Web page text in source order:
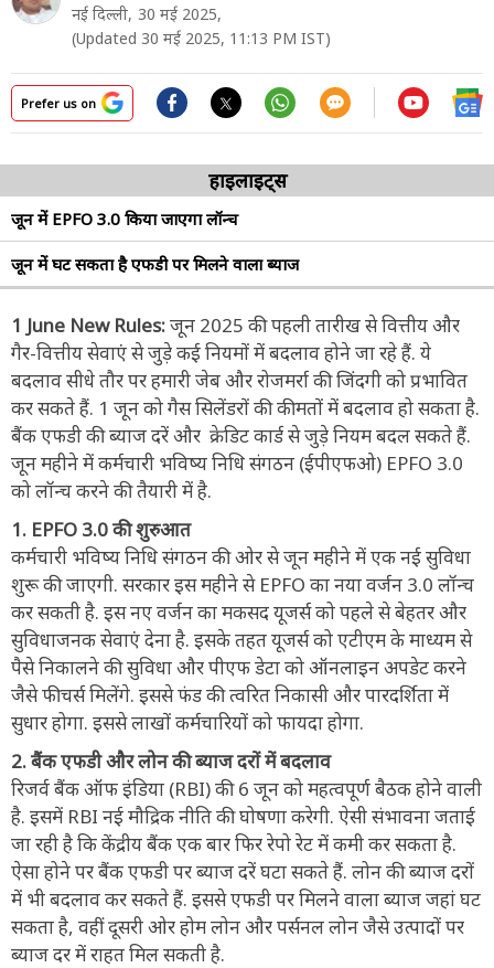
नई दिल्ली, 30 मई 2025,
(Updated 30 मई 2025, 11:13 PM IST)
Prefer us on
हाइलाइट्स
जून में EPFO 3.0 किया जाएगा लॉन्च
जून में घट सकता है एफडी पर मिलने वाला ब्याज
1 June New Rules:जून 2025 की पहली तारीख से वित्तीय और
गैर-वित्तीय सेवाएं से जुड़े कई नियमों में बदलाव होने जा रहे हैं. ये
बदलाव सीधे तौर पर हमारी जेब और रोजमर्रा की जिंदगी को प्रभावित
कर सकते हैं. 1 जून को गैस सिलेंडरों की कीमतों में बदलाव हो सकता है.
बैंक एफडी की ब्याज दरें और क्रेडिट कार्ड से जुड़े नियम बदल सकते हैं.
जून महीने में कर्मचारी भविष्य निधि संगठन (ईपीएफओ) EPFO 3.0
को लॉन्च करने की तैयारी में है.
1. EPFO 3.0 की शुरुआत
कर्मचारी भविष्य निधि संगठन की ओर से जून महीने में एक नई सुविधा
शुरू की जाएगी. सरकार इस महीने से EPFO का नया वर्जन 3.0 लॉन्च
कर सकती है. इस नए वर्जन का मकसद यूजर्स को पहले से बेहतर और
सुविधाजनक सेवाएं देना है. इसके तहत यूजर्स को एटीएम के माध्यम से
पैसे निकालने की सुविधा और पीएफ डेटा को ऑनलाइन अपडेट करने
जैसे फीचर्स मिलेंगे. इससे फंड की त्वरित निकासी और पारदर्शिता में
सुधार होगा. इससे लाखों कर्मचारियों को फायदा होगा.
2. बैंक एफडी और लोन की ब्याज दरों में बदलाव
रिजर्व बैंक ऑफ इंडिया (RBI) की 6 जून को महत्वपूर्ण बैठक होने वाली
है. इसमें RBI नई मौद्रिक नीति की घोषणा करेगी. ऐसी संभावना जताई
जा रही है कि केंद्रीय बैंक एक बार फिर रेपो रेट में कमी कर सकता है.
ऐसा होने पर बैंक एफडी पर ब्याज दरें घटा सकते हैं. लोन की ब्याज दरों
में भी बदलाव कर सकते हैं. इससे एफडी पर मिलने वाला ब्याज जहां घट
सकता है, वहीं दूसरी ओर होम लोन और पर्सनल लोन जैसे उत्पादों पर
ब्याज दर में राहत मिल सकती है.